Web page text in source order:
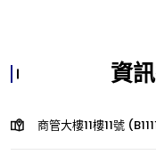
資
商管大樓11樓11號